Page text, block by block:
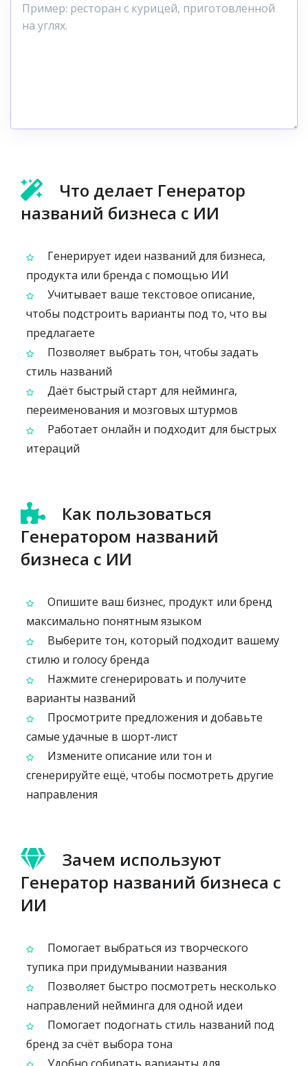
Что делает Генератор
названий бизнеса с ИИ
Генерирует идеи названий для бизнеса,
продукта или бренда с помощью ИИ
Учитывает ваше текстовое описание,
чтобы подстроить варианты под то, что вы
предлагаете
Позволяет выбрать тон, чтобы задать
стиль названий
Даёт быстрый старт для нейминга,
переименования и мозговых штурмов
Работает онлайн и подходит для быстрых
итераций
Как пользоваться
Генератором названий
бизнеса с ИИ
Опишите ваш бизнес, продукт или бренд
максимально понятным языком
Выберите тон, который подходит вашему
стилю и голосу бренда
Нажмите сгенерировать и получите
варианты названий
Просмотрите предложения и добавьте
самые удачные в шорт‑лист
Измените описание или тон и
сгенерируйте ещё, чтобы посмотреть другие
направления
Зачем используют
Генератор названий бизнеса с
ИИ
Помогает выбраться из творческого
тупика при придумывании названия
Позволяет быстро посмотреть несколько
направлений нейминга для одной идеи
Помогает подогнать стиль названий под
бренд за счёт выбора тона